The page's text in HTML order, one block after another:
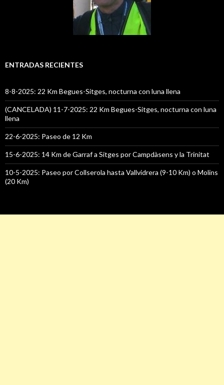
ENTRADAS RECIENTES
8-8-2025: 22 Km Begues-Sitges, nocturna con luna llena
(CANCELADA) 11-7-2025: 22 Km Begues-Sitges, nocturna con luna
llena
22-6-2025: Paseo de 12 Km
15-6-2025: 14 Km de Garraf a Sitges por Campdàsens y la Trinitat
10-5-2025: Paseo por Collserola hasta Vallvidrera (9-10 Km) o Molins
(20 Km)